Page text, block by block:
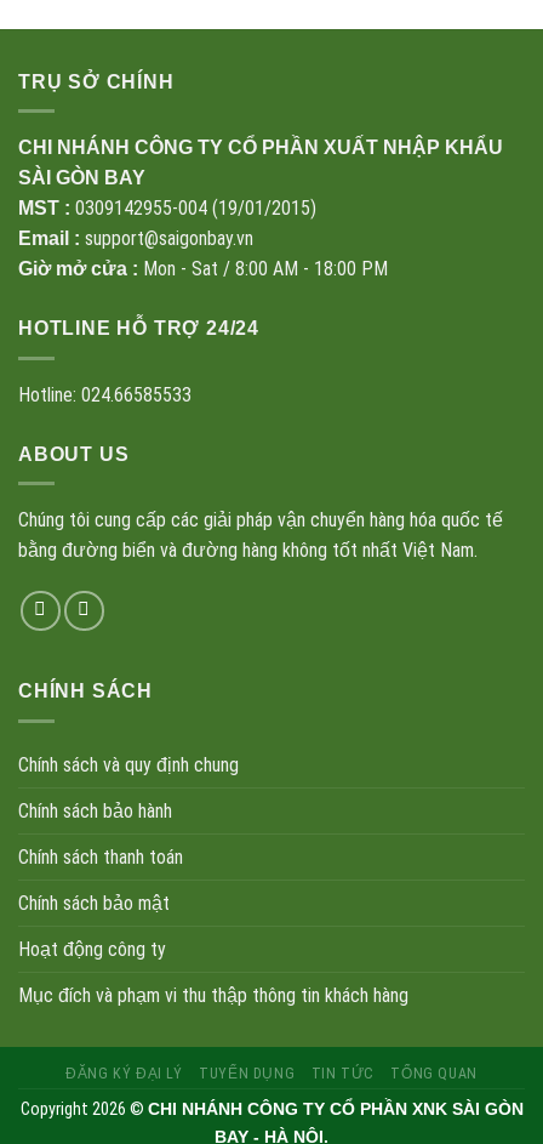
TRỤ SỞ CHÍNH
CHI NHÁNH CÔNG TY CỔ PHẦN XUẤT NHẬP KHẨU
SÀI GÒN BAY
MST : 0309142955-004 (19/01/2015)
Email : support@saigonbay.vn
Giờ mở cửa : Mon - Sat / 8:00 AM - 18:00 PM
HOTLINE HỖ TRỢ 24/24
Hotline: 024.66585533
ABOUT US
Chúng tôi cung cấp các giải pháp vận chuyển hàng hóa quốc tế
bằng đường biển và đường hàng không tốt nhất Việt Nam.
CHÍNH SÁCH
Chính sách và quy định chung
Chính sách bảo hành
Chính sách thanh toán
Chính sách bảo mật
Hoạt động công ty
Mục đích và phạm vi thu thập thông tin khách hàng
ĐĂNG KÝ ĐẠI LÝ TUYỂN DỤNG TIN TỨC TỔNG QUAN
Copyright 2026 © CHI NHÁNH CÔNG TY CỔ PHẦN XNK SÀI GÒN
BAY - HÀ NỘI.